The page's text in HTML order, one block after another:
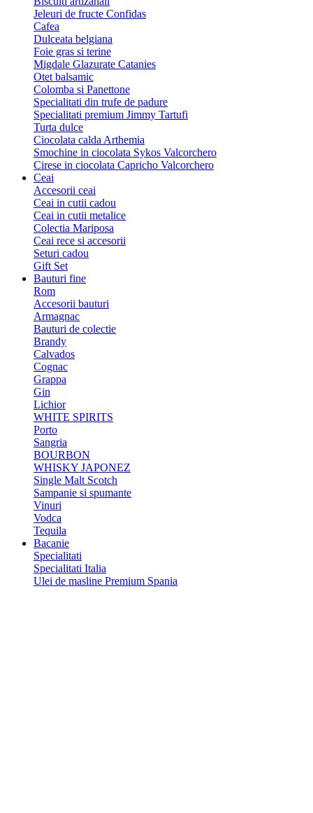
Jeleuri de fructe Confidas
Cafea
Dulceata belgiana
Foie gras si terine
Migdale Glazurate Catanies
Otet balsamic
Colomba si Panettone
Specialitati din trufe de padure
Specialitati premium Jimmy Tartufi
Turta dulce
Ciocolata calda Arthemia
Smochine in ciocolata Sykos Valcorchero
Cirese in ciocolata Capricho Valcorchero
Ceai
Accesorii ceai
Ceai in cutii cadou
Ceai in cutii metalice
Colectia Mariposa
Ceai rece si accesorii
Seturi cadou
Gift Set
Bauturi fine
Rom
Accesorii bauturi
Armagnac
Bauturi de colectie
Brandy
Calvados
Cognac
Grappa
Gin
Lichior
WHITE SPIRITS
Porto
Sangria
BOURBON
WHISKY JAPONEZ
Single Malt Scotch
Sampanie si spumante
Vinuri
Vodca
Tequila
Bacanie
Specialitati
Specialitati Italia
Ulei de masline Premium Spania